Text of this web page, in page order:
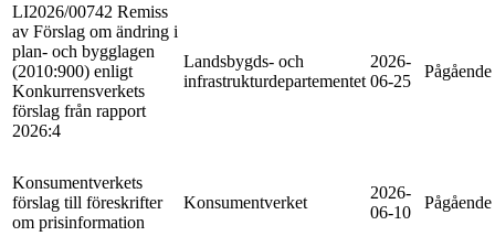
LI2026/00742 Remiss
av Förslag om ändring i
plan- och bygglagen
(2010:900) enligt
Konkurrensverkets
förslag från rapport
2026:4
Landsbygds- och
infrastrukturdepartementet
2026-
06-25
Pågående
Konsumentverkets
förslag till föreskrifter
om prisinformation
Konsumentverket
2026-
06-10
Pågående